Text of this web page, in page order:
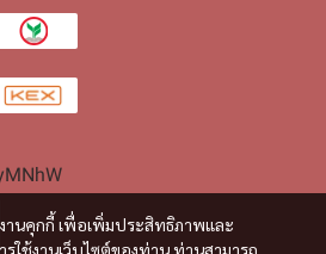
านคุกกี้ เพื่อเพิ่มประสิทธิภาพและ
ใช้งานเว็บไซต์ของท่าน ท่านสามารถ